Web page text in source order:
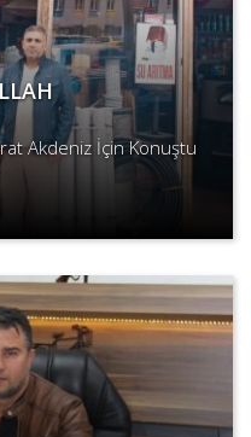
Akdeniz İçin Konuştu